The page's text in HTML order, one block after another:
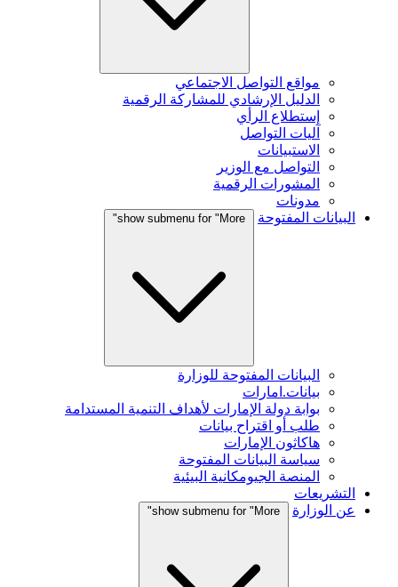
مواقع التواصل الاجتماعي
الدليل الإرشادي للمشاركة الرقمية
إستطلاع الرأي
آليات التواصل
الاستبيانات
التواصل مع الوزير
المشورات الرقمية
مدونات
البيانات المفتوحة
show submenu for "More"
البيانات المفتوحة للوزارة
بيانات.امارات
بوابة دولة الإمارات لأهداف التنمية المستدامة
طلب أو اقتراح بيانات
هاكاثون الإمارات
سياسة البيانات المفتوحة
المنصة الجيومكانية البيئية
التشريعات
عن الوزارة
show submenu for "More"